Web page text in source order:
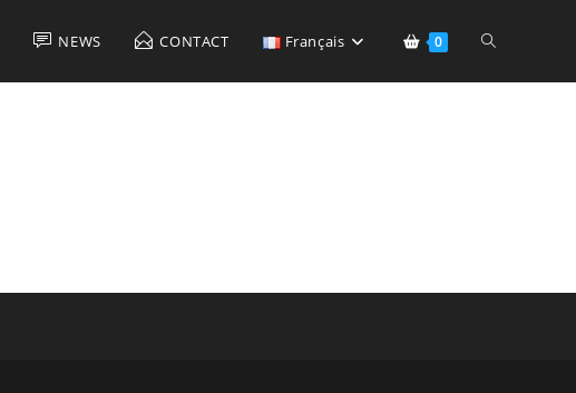
NEWS CONTACT Français 0 Toggle